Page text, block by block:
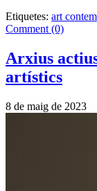
Etiquetes: art
Comment (0)
Arxius
artístics
8 de maig de 2023